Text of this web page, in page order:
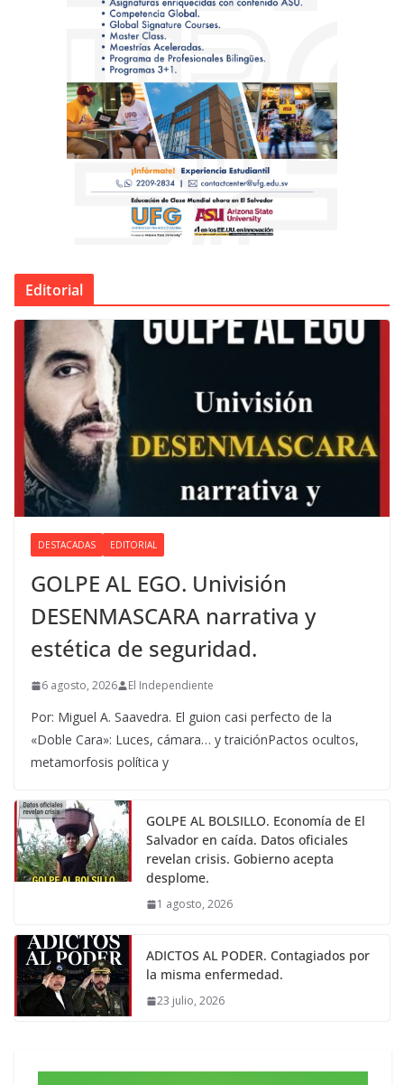
Editorial
DESTACADAS EDITORIAL
GOLPE AL EGO. Univisión
DESENMASCARA narrativa y
estética de seguridad.
6 agosto, 2026 El Independiente
Por: Miguel A. Saavedra. El guion casi perfecto de la
«Doble Cara»: Luces, cámara… y traiciónPactos ocultos,
metamorfosis política y
GOLPE AL BOLSILLO. Economía de El
Salvador en caída. Datos oficiales
revelan crisis. Gobierno acepta
desplome.
1 agosto, 2026
ADICTOS AL PODER. Contagiados por
la misma enfermedad.
23 julio, 2026